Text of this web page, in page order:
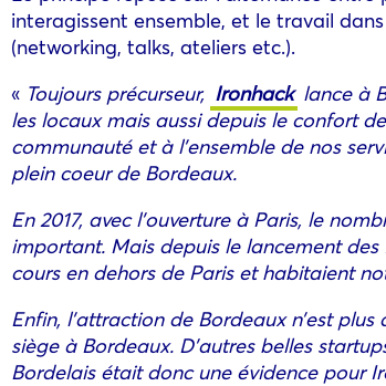
interagissent ensemble, et le travail
(networking, talks, ateliers etc.).
« Toujours précurseur, Ironhack lance à
les locaux mais aussi depuis le confort
communauté et à l’ensemble de nos
plein coeur de Bordeaux.
En 2017, avec l’ouverture à Paris, le
important. Mais depuis le lancement des
cours en dehors de Paris et habitaient
Enfin, l’attraction de Bordeaux n’est
siège à Bordeaux. D’autres belles
Bordelais était donc une évidence pour